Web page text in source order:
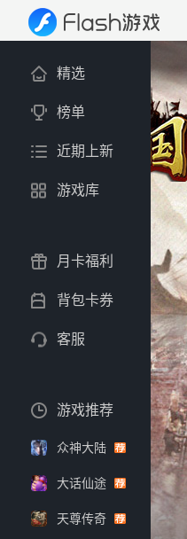
精选
榜单
近期上新
游戏库
月卡福利
背包卡券
客服
游戏推荐
众神大陆
大话仙途
天尊传奇